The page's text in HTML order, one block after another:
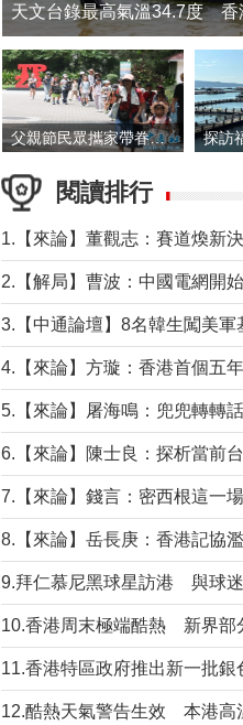
父親節民眾攜家帶眷出遊
閱讀排行
1.【來論】董觀志：賽道煥新
9.拜仁慕尼黑球星訪港 與球
10.香港周末極端酷熱 新界部
12.酷熱天氣警告生效 本港高